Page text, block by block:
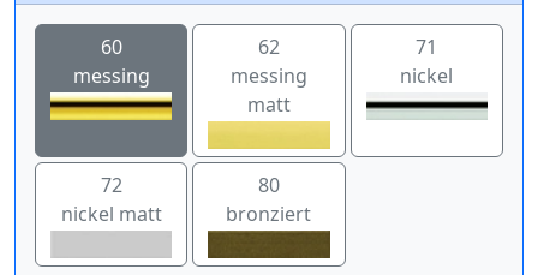
60
messing
62
messing
matt
71
nickel
72
nickel matt
80
bronziert